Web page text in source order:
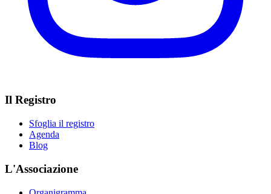
Il Registro
Sfoglia il registro
Agenda
Blog
L'Associazione